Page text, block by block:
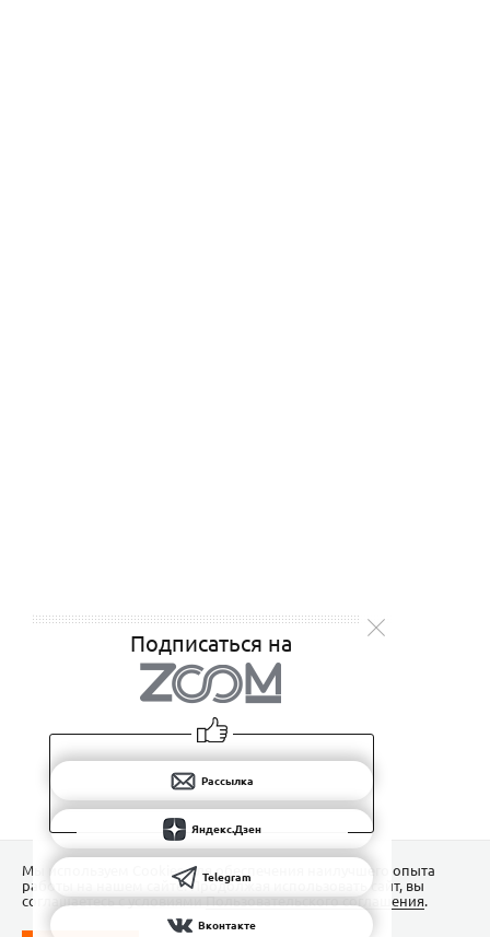
Подписаться на
Рассылка
Яндекс.Дзен
Telegram
Вконтакте
Мы используем Сookies для обеспечения наилучшего опыта
работы на нашем сайте. Продолжая использовать сайт, вы
соглашаетесь с условиямиПользовательского соглашения.